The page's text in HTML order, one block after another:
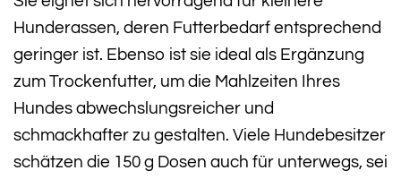
Hunderassen, deren Futterbedarf entsprechend
geringer ist. Ebenso ist sie ideal als Ergänzung
zum Trockenfutter, um die Mahlzeiten Ihres
Hundes abwechslungsreicher und
schmackhafter zu gestalten. Viele Hundebesitzer
schätzen die 150 g Dosen auch für unterwegs, sei